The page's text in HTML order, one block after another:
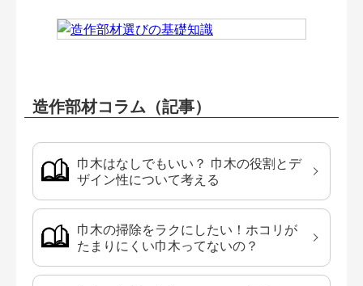
造作部材コラム（記事）
巾木はなしでもいい？ 巾木の役割とデ
ザイン性について考える
巾木の掃除をラクにしたい！ホコリが
たまりにくい巾木ってないの？